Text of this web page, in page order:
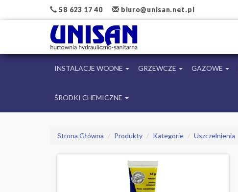
58 623 17 40 biuro@unisan.net.pl
INSTALACJE WODNE GRZEWCZE GAZOWE
ŚRODKI CHEMICZNE
Strona Główna Produkty Kategorie Uszczelnienia